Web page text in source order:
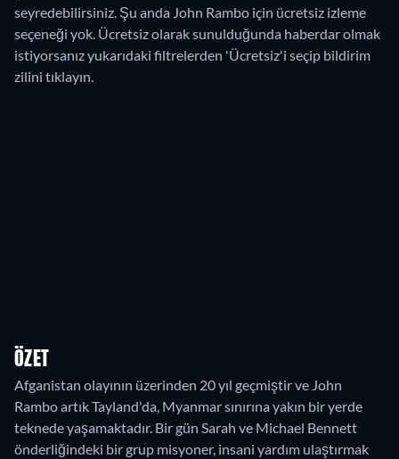
seyredebilirsiniz. Şu anda John Rambo için ücretsiz izleme
seçeneği yok. Ücretsiz olarak sunulduğunda haberdar olmak
istiyorsanız yukarıdaki filtrelerden 'Ücretsiz'i seçip bildirim
zilini tıklayın.
ÖZET
Afganistan olayının üzerinden 20 yıl geçmiştir ve John
Rambo artık Tayland'da, Myanmar sınırına yakın bir yerde
teknede yaşamaktadır. Bir gün Sarah ve Michael Bennett
önderliğindeki bir grup misyoner, insani yardım ulaştırmak